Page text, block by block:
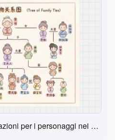
Come creare grafici di relazioni per i personaggi nei film, libri e libri di testo? Un metodo super pratico e semplice